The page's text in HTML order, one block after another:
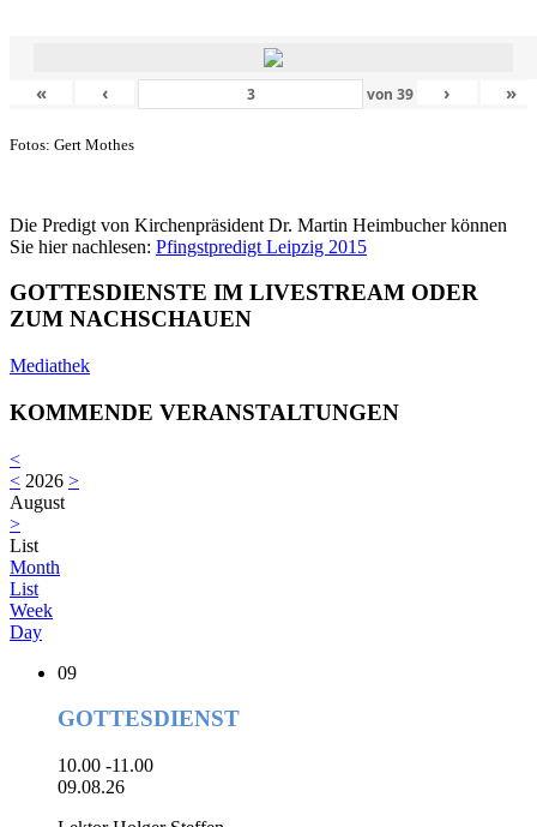
« ‹ von39 › »
Fotos: Gert Mothes
Die Predigt von Kirchenpräsident Dr. Martin Heimbucher können
Sie hier nachlesen: Pfingstpredigt Leipzig 2015
GOTTESDIENSTE IM LIVESTREAM ODER
ZUM NACHSCHAUEN
Mediathek
KOMMENDE VERANSTALTUNGEN
<
< 2026 >
August
>
List
Month
List
Week
Day
09
GOTTESDIENST
10.00 -11.00
09.08.26